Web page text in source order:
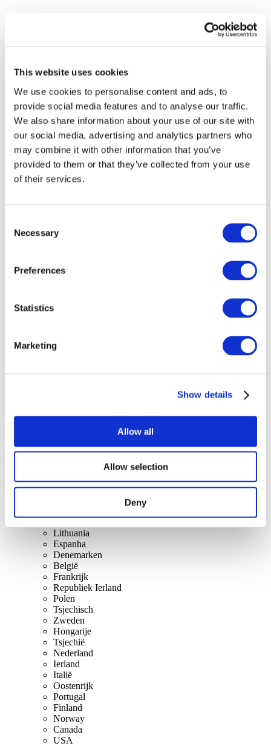
This website uses cookies
We use cookies to personalise content and ads, to
provide social media features and to analyse our traffic.
We also share information about your use of our site with
our social media, advertising and analytics partners who
may combine it with other information that you’ve
provided to them or that they’ve collected from your use
of their services.
Selection
Necessary
Preferences
Statistics
Marketing
Show details
Allow all
Allow selection
Deny
At vise
Per landen
Alle landen
Lithuania
Espanha
Denemarken
België
Frankrijk
Republiek Ierland
Polen
Tsjechisch
Zweden
Hongarije
Tsjechië
Nederland
Ierland
Italië
Oostenrijk
Portugal
Finland
Norway
Canada
USA